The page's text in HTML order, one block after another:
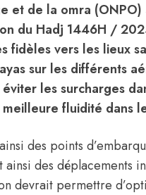
et de la omra
du Hadj 1446H /
fidèles vers les lieux
sur les différents
les surcharges
fluidité dans
des points
des déplacements
devrait permettre